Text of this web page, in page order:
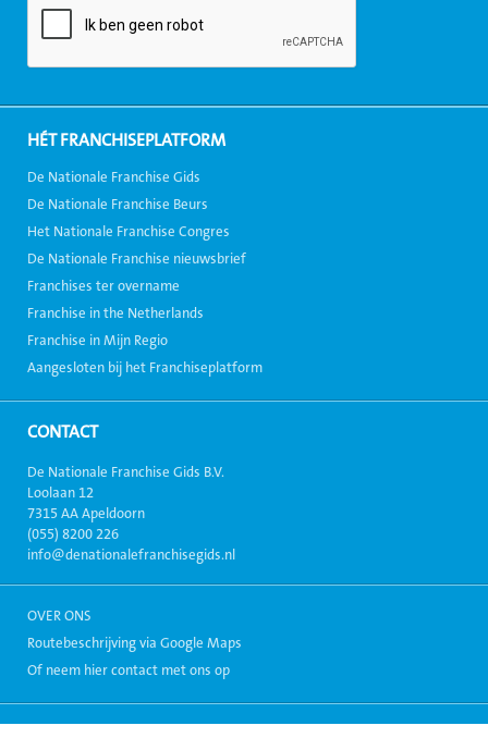
HÉT FRANCHISEPLATFORM
De Nationale Franchise Gids
De Nationale Franchise Beurs
Het Nationale Franchise Congres
De Nationale Franchise nieuwsbrief
Franchises ter overname
Franchise in the Netherlands
Franchise in Mijn Regio
Aangesloten bij het Franchiseplatform
CONTACT
De Nationale Franchise Gids B.V.
Loolaan 12
7315 AA Apeldoorn
(055) 8200 226
info@denationalefranchisegids.nl
OVER ONS
Routebeschrijving via Google Maps
Of neem hier contact met ons op